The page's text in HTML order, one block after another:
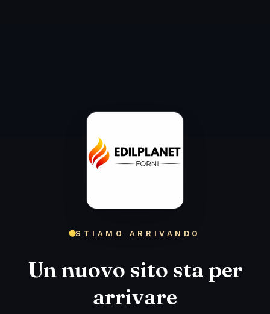
STIAMO ARRIVANDO
Un nuovo sito sta per
arrivare